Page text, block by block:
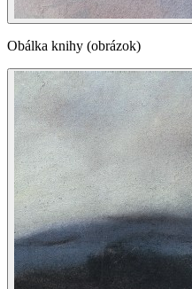
Obálka knihy (obrázok)